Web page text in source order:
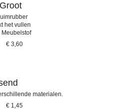
het vullen
€ 3,60
materialen.
€ 1,45